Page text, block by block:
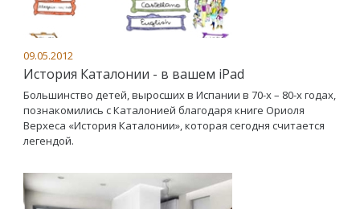
09.05.2012
История Каталонии - в вашем iPad
Большинство детей, выросших в Испании в 70-х – 80-х годах,
познакомились с Каталонией благодаря книге Ориоля
Верхеса «История Каталонии», которая сегодня считается
легендой.